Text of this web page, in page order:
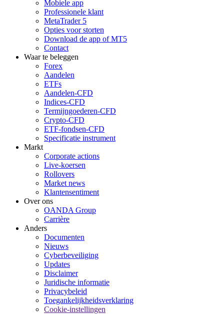
Mobiele app
Professionele klant
MetaTrader 5
Opties voor storten
Download de app of MT5
Contact
Waar te beleggen
Forex
Aandelen
ETFs
Aandelen-CFD
Indices-CFD
Termijngoederen-CFD
Crypto-CFD
ETF-fondsen-CFD
Specificatie instrument
Markt
Corporate actions
Live-koersen
Rollovers
Market news
Klantensentiment
Over ons
OANDA Group
Carrière
Anders
Documenten
Nieuws
Cyberbeveiliging
Updates
Disclaimer
Juridische informatie
Privacybeleid
Toegankelijkheidsverklaring
Cookie-instellingen